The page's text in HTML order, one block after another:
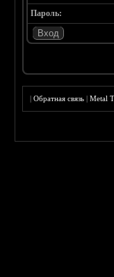
Пароль:
|Обратная связь |Metal